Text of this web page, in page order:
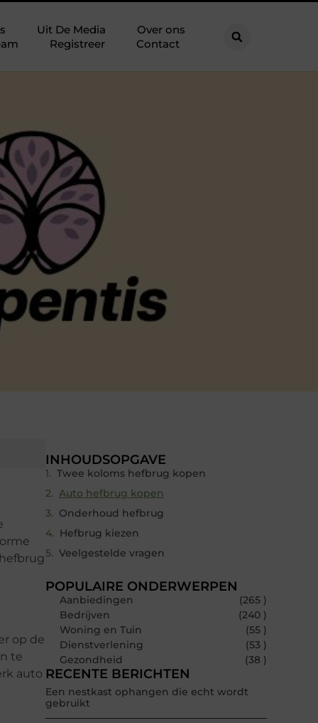
Uit De Media
Over ons
Registreer Contact
op de
te
auto
INHOUDSOPGAVE
Twee koloms hefbrug kopen
Auto hefbrug kopen
Onderhoud hefbrug
Hefbrug kiezen
Veelgestelde vragen
POPULAIRE ONDERWERPEN
Aanbiedingen
(265 )
Bedrijven
(240 )
Woning en Tuin
(55 )
Dienstverlening
(53 )
Gezondheid
(38 )
RECENTE BERICHTEN
Een nestkast ophangen die echt wordt
gebruikt